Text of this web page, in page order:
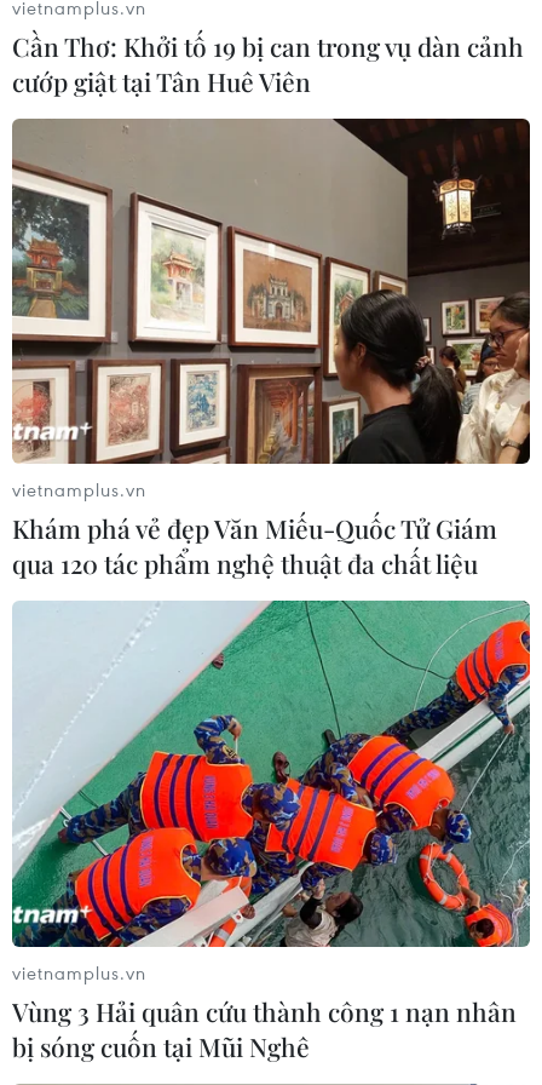
vietnamplus.vn
Cần Thơ: Khởi tố 19 bị can trong vụ dàn cảnh
cướp giật tại Tân Huê Viên
vietnamplus.vn
Khám phá vẻ đẹp Văn Miếu-Quốc Tử Giám
qua 120 tác phẩm nghệ thuật đa chất liệu
vietnamplus.vn
Vùng 3 Hải quân cứu thành công 1 nạn nhân
bị sóng cuốn tại Mũi Nghê